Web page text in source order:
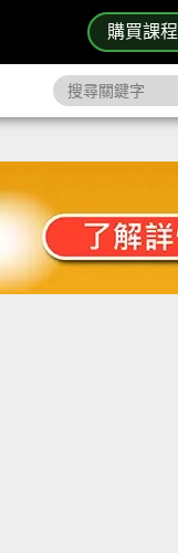
購買課程